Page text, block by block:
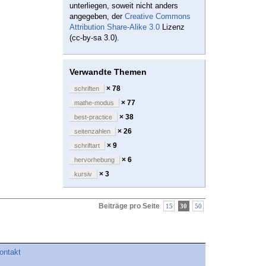
unterliegen, soweit nicht anders
angegeben, der Creative Commons
Attribution Share-Alike 3.0 Lizenz
(cc-by-sa 3.0).
Verwandte Themen
schriften × 78
mathe-modus × 77
best-practice × 38
seitenzahlen × 26
schriftart × 9
hervorhebung × 6
kursiv × 3
Beiträge pro Seite 15 30 50